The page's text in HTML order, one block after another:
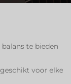
te bieden
voor elke